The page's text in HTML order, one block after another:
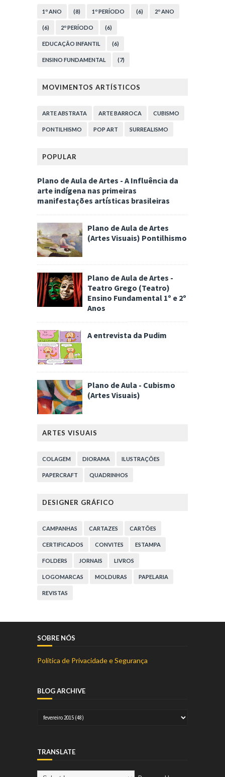
1º ANO (8) 1º PERÍODO (6) 2º ANO
(6) 2º PERÍODO (6)
EDUCAÇÃO INFANTIL (6)
ENSINO FUNDAMENTAL (7)
MOVIMENTOS ARTÍSTICOS
ARTE ABSTRATA ARTE BARROCA CUBISMO
PONTILHISMO POP ART SURREALISMO
POPULAR
Plano de Aula de Artes - A Influência da
arte indígena nas primeiras
manifestações artísticas brasileiras
Plano de Aula de Artes
(Artes Visuais) Pontilhismo
Plano de Aula de Artes -
Teatro Grego (Teatro)
Ensino Fundamental 1º e 2º
Anos
A entrevista da Pudim
Plano de Aula - Cubismo
(Artes Visuais)
ARTES VISUAIS
COLAGEM DIORAMA ILUSTRAÇÕES
PAPERCRAFT QUADRINHOS
DESIGNER GRÁFICO
CAMPANHAS CARTAZES CARTÕES
CERTIFICADOS CONVITES ESTAMPA
FOLDERS JORNAIS LIVROS
LOGOMARCAS MOLDURAS PAPELARIA
REVISTAS
SOBRE NÓS
Política de Privacidade e Segurança
BLOG ARCHIVE
TRANSLATE